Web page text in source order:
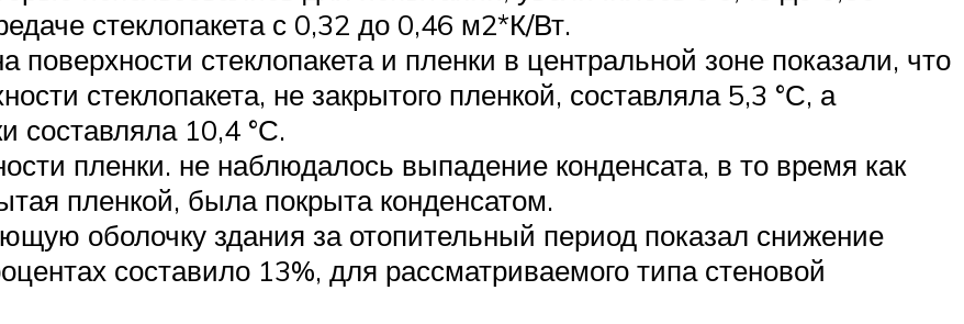
стеклопакета с 0,32 до 0,46 м2*К/Вт.
поверхности стеклопакета и пленки в центральной зоне показали, что
стеклопакета, не закрытого пленкой, составляла 5,3 °С, а
составляла 10,4 °С.
пленки. не наблюдалось выпадение конденсата, в то время как
пленкой, была покрыта конденсатом.
оболочку здания за отопительный период показал снижение
составило 13%, для рассматриваемого типа стеновой